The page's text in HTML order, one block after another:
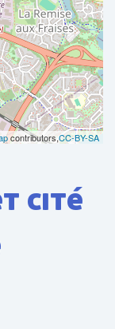
contributors,CC-BY-SA
cité